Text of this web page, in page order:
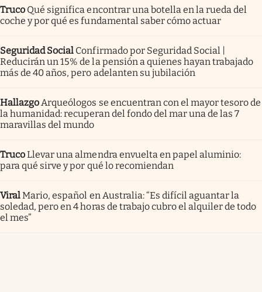
Truco Qué significa encontrar una botella en la rueda del
coche y por qué es fundamental saber cómo actuar
Seguridad Social Confirmado por Seguridad Social |
Reducirán un 15% de la pensión a quienes hayan trabajado
más de 40 años, pero adelanten su jubilación
Hallazgo Arqueólogos se encuentran con el mayor tesoro de
la humanidad: recuperan del fondo del mar una de las 7
maravillas del mundo
TrucoLlevar una almendra envuelta en papel aluminio:
para qué sirve y por qué lo recomiendan
ViralMario, español en Australia: “Es difícil aguantar la
soledad, pero en 4 horas de trabajo cubro el alquiler de todo
el mes”